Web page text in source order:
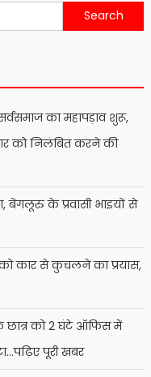
का महापड़ाव शुरू,
को निलंबित करने की
बेंगलूरु के प्रवासी भाइयों से
कार से कुचलने का प्रयास,
छात्र को 2 घंटे ऑफिस में
पूरी खबर